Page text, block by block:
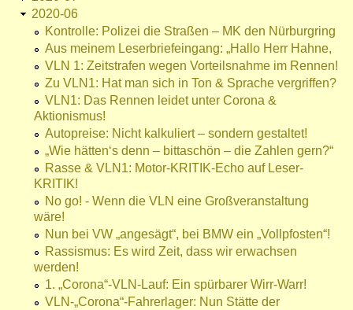
2020-06
Kontrolle: Polizei die Straßen – MK den Nürburgring
Aus meinem Leserbriefeingang: „Hallo Herr Hahne,
VLN 1: Zeitstrafen wegen Vorteilsnahme im Rennen!
Zu VLN1: Hat man sich in Ton & Sprache vergriffen?
VLN1: Das Rennen leidet unter Corona &
Aktionismus!
Autopreise: Nicht kalkuliert – sondern gestaltet!
„Wie hätten‘s denn – bittaschön – die Zahlen gern?“
Rasse & VLN1: Motor-KRITIK-Echo auf Leser-
KRITIK!
No go! - Wenn die VLN eine Großveranstaltung
wäre!
Nun bei VW „angesägt“, bei BMW ein „Vollpfosten“!
Rassismus: Es wird Zeit, dass wir erwachsen
werden!
1. „Corona“-VLN-Lauf: Ein spürbarer Wirr-Warr!
VLN-„Corona“-Fahrerlager: Nun Stätte der